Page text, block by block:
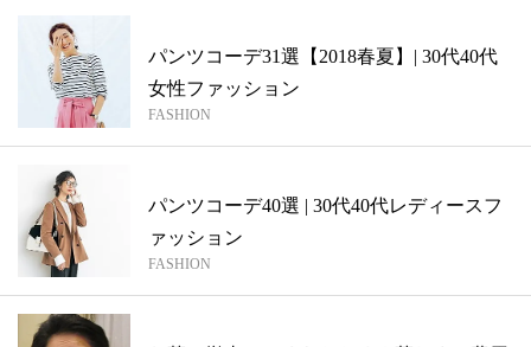
パンツコーデ31選【2018春夏】| 30代40代
女性ファッション
FASHION
パンツコーデ40選 | 30代40代レディースフ
ァッション
FASHION